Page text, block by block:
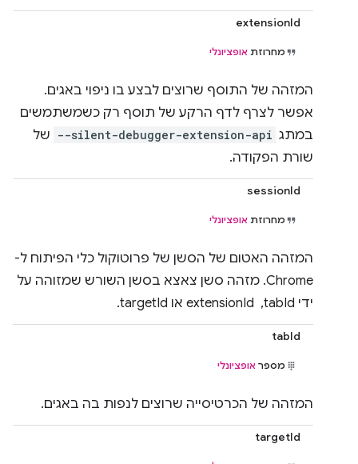
extensionId
מחרוזת אופציונלי
המזהה של התוסף שרוצים לבצע בו ניפוי באגים.
אפשר לצרף לדף הרקע של תוסף רק כשמשתמשים
במתג --silent-debugger-extension-api של
שורת הפקודה.
sessionId
מחרוזת אופציונלי
המזהה האטום של הסשן של פרוטוקול כלי הפיתוח ל-
Chrome. מזהה סשן צאצא בסשן השורש שמזוהה על
ידי tabId, ‏ extensionId או targetId.
tabId
מספר אופציונלי
המזהה של הכרטיסייה שרוצים לנפות בה באגים.
targetId